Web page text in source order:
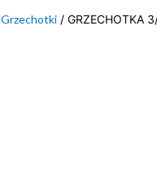
Grzechotki / GRZECHOTKA